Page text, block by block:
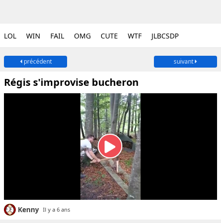
LOL WIN FAIL OMG CUTE WTF JLBCSDP
précédent suivant
Régis s'improvise bucheron
Kenny Il y a 6 ans